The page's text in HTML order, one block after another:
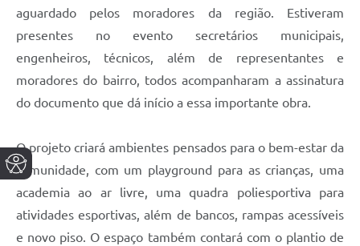
aguardado pelos moradores da região. Estiveram
presentes no evento secretários municipais,
engenheiros, técnicos, além de representantes e
moradores do bairro, todos acompanharam a assinatura
do documento que dá início a essa importante obra.
O projeto criará ambientes pensados para o bem-estar da
comunidade, com um playground para as crianças, uma
academia ao ar livre, uma quadra poliesportiva para
atividades esportivas, além de bancos, rampas acessíveis
e novo piso. O espaço também contará com o plantio de